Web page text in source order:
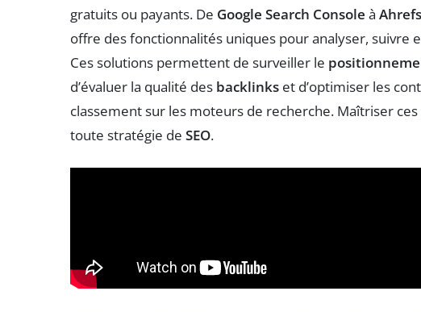
gratuits ou payants. De Google Search Console à Ahrefs
offre des fonctionnalités uniques pour analyser, suivre
Ces solutions permettent de surveiller le
d’évaluer la qualité des backlinks et d’optimiser les
classement sur les moteurs de recherche. Maîtriser
toute stratégie de SEO.